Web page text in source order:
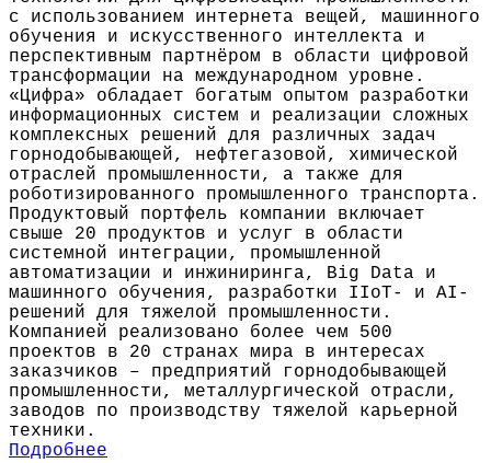
с использованием интернета вещей, машинного
обучения и искусственного интеллекта и
перспективным партнёром в области цифровой
трансформации на международном уровне.
«Цифра» обладает богатым опытом разработки
информационных систем и реализации сложных
комплексных решений для различных задач
горнодобывающей, нефтегазовой, химической
отраслей промышленности, а также для
роботизированного промышленного транспорта.
Продуктовый портфель компании включает
свыше 20 продуктов и услуг в области
системной интеграции, промышленной
автоматизации и инжиниринга, Big Data и
машинного обучения, разработки IIoT- и AI-
решений для тяжелой промышленности.
Компанией реализовано более чем 500
проектов в 20 странах мира в интересах
заказчиков – предприятий горнодобывающей
промышленности, металлургической отрасли,
заводов по производству тяжелой карьерной
техники.
Подробнее